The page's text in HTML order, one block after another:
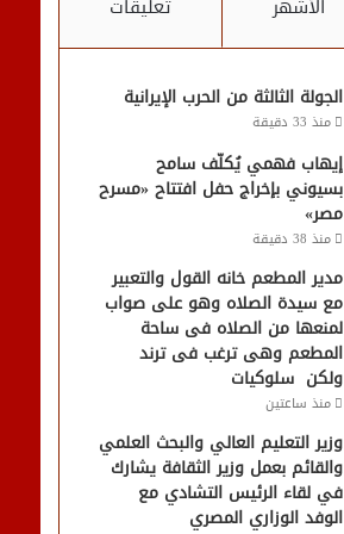
الأشهر تعليقات
الجولة الثالثة من الحرب الإيرانية
منذ 33 دقيقة
إيهاب فهمي يُكلّف سامح
بسيوني بإخراج حفل افتتاح «مسرح
مصر»
منذ 38 دقيقة
مدير المطعم خانه القول والتعبير
مع سيدة الصلاه وهو على صواب
لمنعها من الصلاه فى ساحة
المطعم وهى ترغب فى ترند
ولكن سلوكيات
منذ ساعتين
وزير التعليم العالي والبحث العلمي
والقائم بعمل وزير الثقافة يشارك
في لقاء الرئيس التشادي مع
الوفد الوزاري المصري